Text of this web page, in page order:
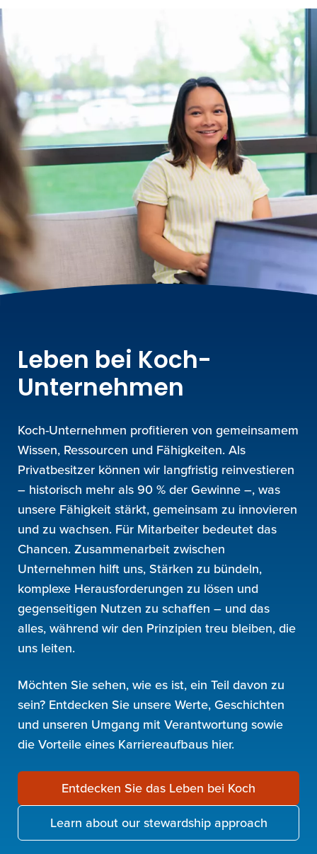
Leben bei Koch-
Unternehmen
Koch-Unternehmen profitieren von gemeinsamem
Wissen, Ressourcen und Fähigkeiten. Als
Privatbesitzer können wir langfristig reinvestieren
– historisch mehr als 90 % der Gewinne –, was
unsere Fähigkeit stärkt, gemeinsam zu innovieren
und zu wachsen. Für Mitarbeiter bedeutet das
Chancen. Zusammenarbeit zwischen
Unternehmen hilft uns, Stärken zu bündeln,
komplexe Herausforderungen zu lösen und
gegenseitigen Nutzen zu schaffen – und das
alles, während wir den Prinzipien treu bleiben, die
uns leiten.
Möchten Sie sehen, wie es ist, ein Teil davon zu
sein? Entdecken Sie unsere Werte, Geschichten
und unseren Umgang mit Verantwortung sowie
die Vorteile eines Karriereaufbaus hier.
Entdecken Sie das Leben bei Koch
Learn about our stewardship approach